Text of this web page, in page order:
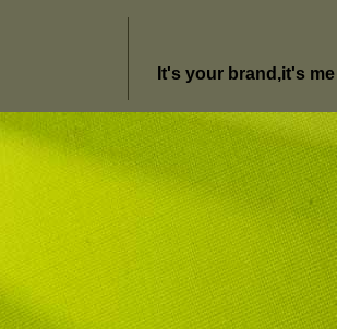
It's your brand,it's